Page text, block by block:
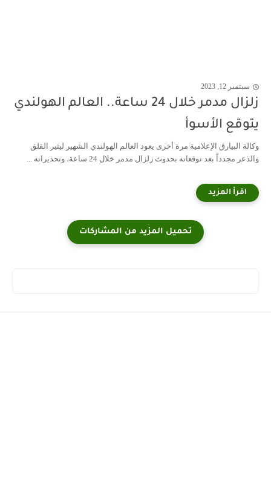
سبتمبر 12, 2023
زلزال مدمر خلال 24 ساعة.. العالم الهولندي
يتوقع الأسوأ
وكالة البيارق الإعلامية مرة أخرى يعود العالم الهولندي الشهير ليثير القلق
والذعر مجدداً بعد توقعاته بحدوث زلزال مدمر خلال 24 ساعة، وتحذيراته ...